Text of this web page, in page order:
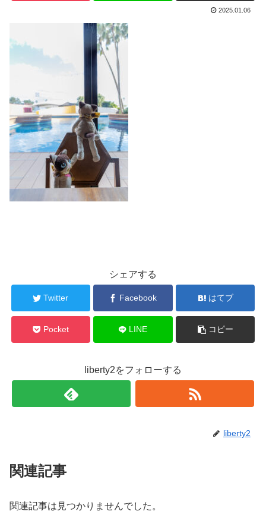
2025.01.06
シェアする
Twitter Facebook はてブ
Pocket LINE コピー
liberty2をフォローする
liberty2
関連記事
関連記事は見つかりませんでした。